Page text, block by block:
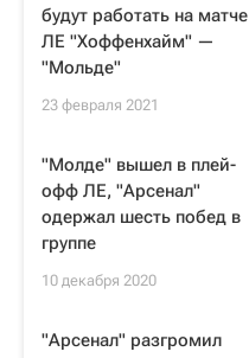
будут работать на матче
ЛЕ "Хоффенхайм" —
"Мольде"
23 февраля 2021
"Молде" вышел в плей-
офф ЛЕ, "Арсенал"
одержал шесть побед в
группе
10 декабря 2020
"Арсенал" разгромил